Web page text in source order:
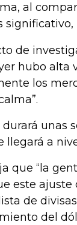
al
de
hubo
los
unas
a
que “la
este ajuste
de
del